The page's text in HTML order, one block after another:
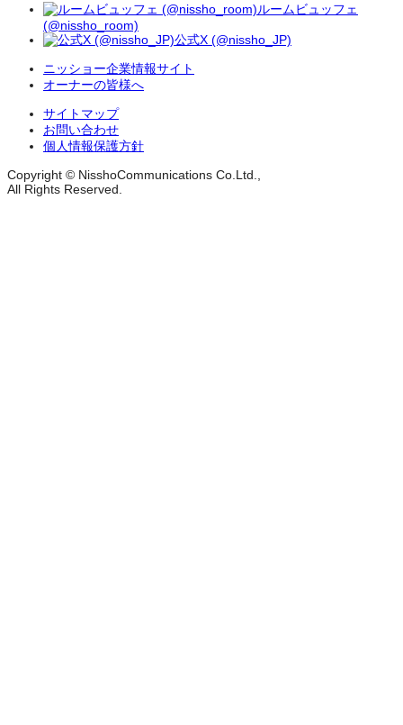
ルームビュッフェ
(@nissho_room)
公式X (@nissho_JP)
ニッショー企業情報サイト
オーナーの皆様へ
サイトマップ
お問い合わせ
個人情報保護方針
Copyright © NisshoCommunications Co.Ltd.,
All Rights Reserved.